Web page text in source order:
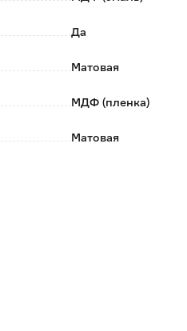
Да
Матовая
МДФ (пленка)
Матовая